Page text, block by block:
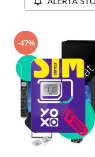
Stoc
-47%